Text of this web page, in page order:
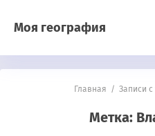
Моя география
Главная / Записи
Метка: